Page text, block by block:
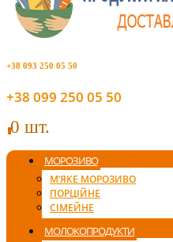
+38 093 250 05 50
+38 099 250 05 50
00 шт.
МОРОЗИВО
М’ЯКЕ МОРОЗИВО
ПОРЦІЙНЕ
СІМЕЙНЕ
МОЛОКОПРОДУКТИ